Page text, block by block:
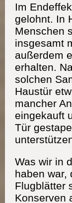
Im
gelohnt. In
Menschen
insgesamt
außerdem
erhalten.
solchen
Haustür
mancher
eingekauft
Tür
Was wir in
haben war,
Flugblätter
Konserven